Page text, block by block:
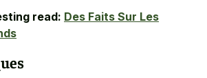
read: Des Faits Sur Les